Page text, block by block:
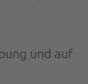
und auf